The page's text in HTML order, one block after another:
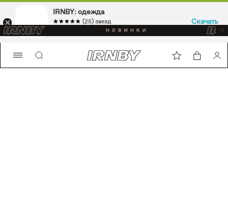
IRNBY: одежда
☆☆☆☆☆
★★★★★ (25) звезд
Sport & casual, аксессуары
Скачать
IRNBY: одежда
☆☆☆☆☆
★★★★★ (25) звезд
Sport & casual, аксессуары
Скачать